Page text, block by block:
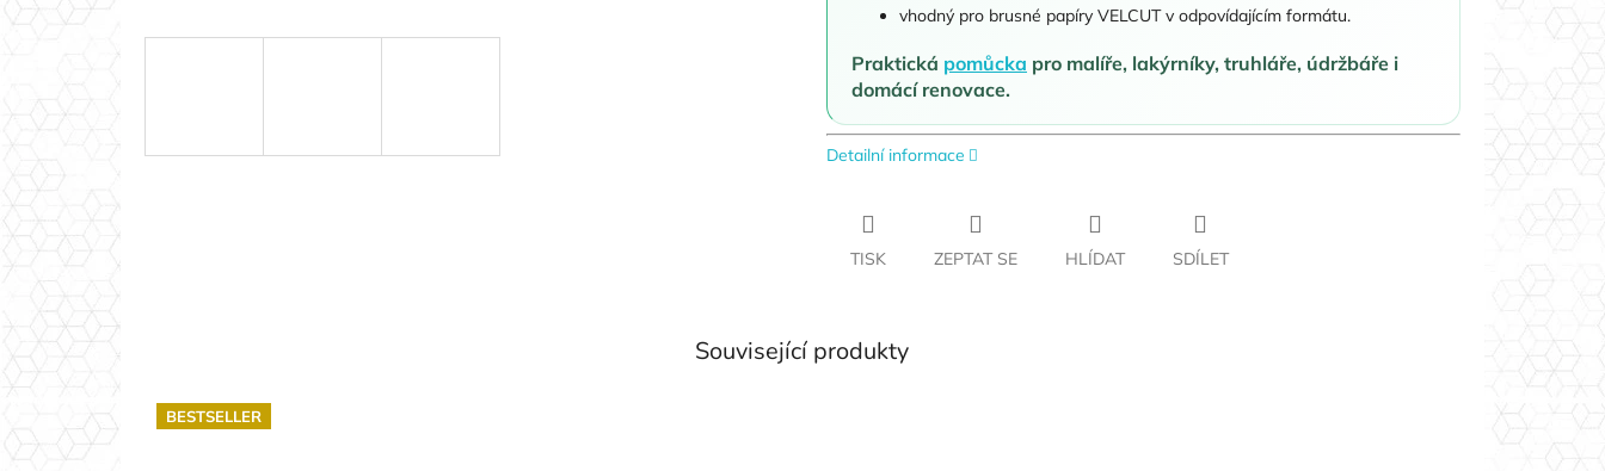
vhodný pro brusné papíry VELCUT v odpovídajícím formátu.
Praktická pomůcka pro malíře, lakýrníky, truhláře, údržbáře i
domácí renovace.
Detailní informace
TISK ZEPTAT SE HLÍDAT SDÍLET
Související produkty
BESTSELLER